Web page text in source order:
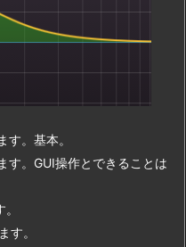
。基本。
す。GUI操作とできることは
す。